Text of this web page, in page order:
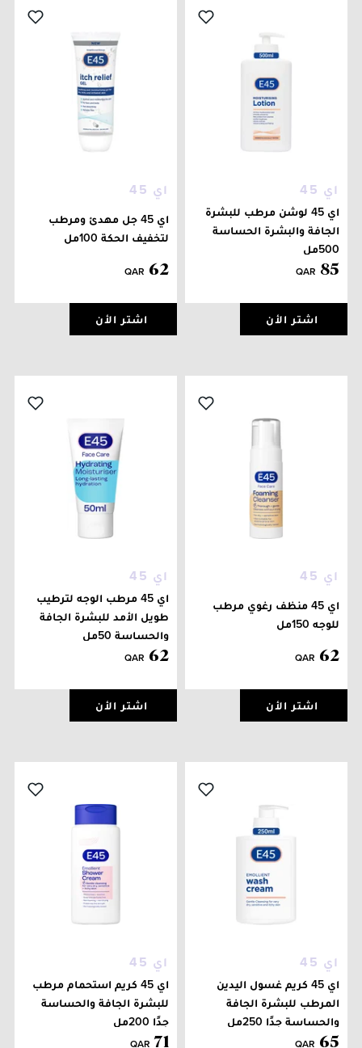
اي 45
اي 45 لوشن مرطب للبشرة
الجافة والبشرة الحساسة
500مل
QAR 85
اشتر الأن
اي 45
اي 45 جل مهدئ ومرطب
لتخفيف الحكة 100مل
QAR 62
اشتر الأن
اي 45
اي 45 منظف رغوي مرطب
للوجه 150مل
QAR 62
اشتر الأن
اي 45
اي 45 مرطب الوجه لترطيب
طويل الأمد للبشرة الجافة
والحساسة 50مل
QAR 62
اشتر الأن
اي 45
اي 45 كريم غسول اليدين
المرطب للبشرة الجافة
والحساسة جدًا 250مل
QAR 65
اي 45
اي 45 كريم استحمام مرطب
للبشرة الجافة والحساسة
جدًا 200مل
QAR 71